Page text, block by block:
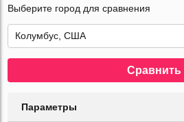
Выберите город для сравнения
Сравнить
Параметры